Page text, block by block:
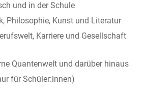
und in der Schule
Philosophie, Kunst und Literatur
Karriere und Gesellschaft
Quantenwelt und darüber hinaus
für Schüler:innen)